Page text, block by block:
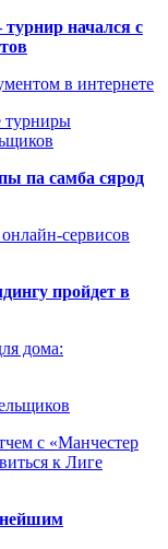
начался с
в интернете
турниры
па самба сярод
сервисов
пройдет в
дома:
с «Манчестер
к Лиге